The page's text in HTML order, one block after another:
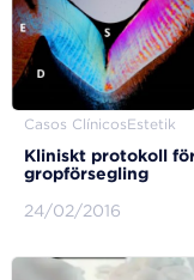
Casos Clínicos Estetik
Kliniskt protokoll
gropförsegling
24/02/2016